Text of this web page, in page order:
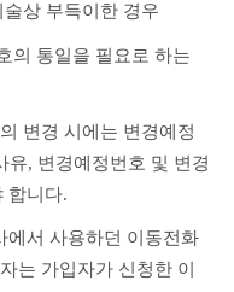
상 부득이한 경우
의 통일을 필요로 하는
변경 시에는 변경예정
유, 변경예정번호 및 변경
합니다.
서 사용하던 이동전화
는 가입자가 신청한 이